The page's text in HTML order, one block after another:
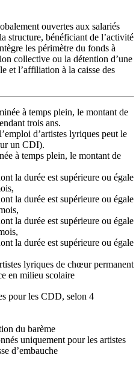
ouvertes aux salariés
structure, bénéficiant de l’activité
les périmètre du fonds à
collective ou la détention d’une
et l’affiliation à la caisse des
à temps plein, le montant de
trois ans.
d’artistes lyriques peut le
un CDI).
à temps plein, le montant de
la durée est supérieure ou égale
la durée est supérieure ou égale
la durée est supérieure ou égale
la durée est supérieure ou égale
lyriques de chœur permanent
en milieu scolaire
pour les CDD, selon 4
du barème
uniquement pour les artistes
d’embauche